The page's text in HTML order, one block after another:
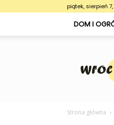
piątek, sierpień
DOM I
Strona główna